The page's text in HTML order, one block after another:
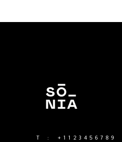
T : +1123456789